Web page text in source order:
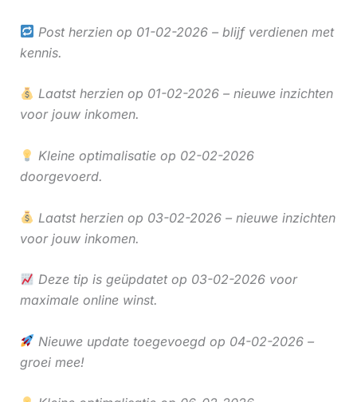
Post herzien op 01-02-2026 – blijf verdienen met
kennis.
Laatst herzien op 01-02-2026 – nieuwe inzichten
voor jouw inkomen.
Kleine optimalisatie op 02-02-2026
doorgevoerd.
Laatst herzien op 03-02-2026 – nieuwe inzichten
voor jouw inkomen.
Deze tip is geüpdatet op 03-02-2026 voor
maximale online winst.
Nieuwe update toegevoegd op 04-02-2026 –
groei mee!